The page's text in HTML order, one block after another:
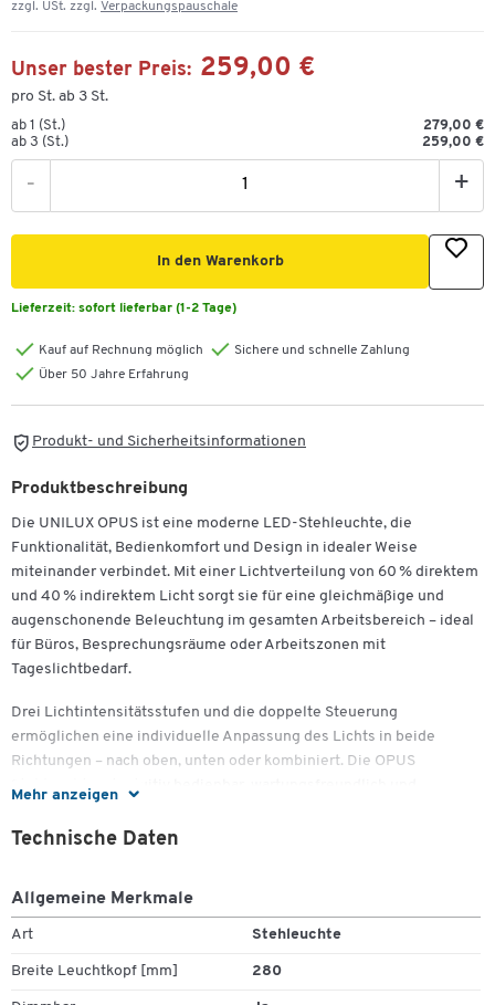
zzgl. USt. zzgl. Verpackungspauschale
Unser bester Preis: 259,00 €
pro St. ab 3 St.
ab 1 (St.)
279,00 €
ab 3 (St.)
259,00 €
- +
In den Warenkorb
Lieferzeit: sofort lieferbar (1-2 Tage)
Kauf auf Rechnung möglich
Sichere und schnelle Zahlung
Über 50 Jahre Erfahrung
Produkt- und Sicherheitsinformationen
Mehr anzeigen
Produktbeschreibung
Die UNILUX OPUS ist eine moderne LED-Stehleuchte, die
Funktionalität, Bedienkomfort und Design in idealer Weise
miteinander verbindet. Mit einer Lichtverteilung von 60 % direktem
und 40 % indirektem Licht sorgt sie für eine gleichmäßige und
augenschonende Beleuchtung im gesamten Arbeitsbereich – ideal
für Büros, Besprechungsräume oder Arbeitszonen mit
Tageslichtbedarf.
Drei Lichtintensitätsstufen und die doppelte Steuerung
ermöglichen eine individuelle Anpassung des Lichts in beide
Richtungen – nach oben, unten oder kombiniert. Die OPUS
Stehleuchte ist intuitiv bedienbar, wartungsfreundlich und
starken Standfuß für zusätzliche Standfestigkeit. Das Gehäuse aus
Wichtige Details
Technische Daten
Allgemeine Merkmale
Art Stehleuchte
Breite Leuchtkopf [mm] 280